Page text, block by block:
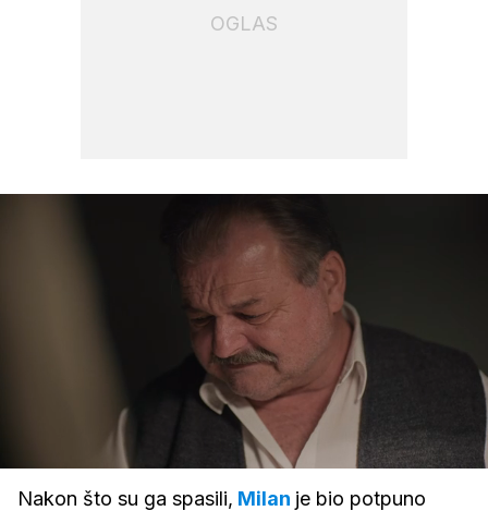
OGLAS
zvuk
Loaded
100.00%
Nakon što su ga spasili, Milan je bio potpuno